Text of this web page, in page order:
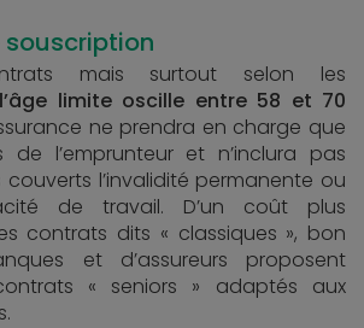
mais surtout selon les
l’âge limite oscille entre 58 et 70
ne prendra en charge que
de l’emprunteur et n’inclura pas
couverts l’invalidité permanente ou
de travail. D’un coût plus
contrats dits « classiques », bon
et d’assureurs proposent
« seniors » adaptés aux